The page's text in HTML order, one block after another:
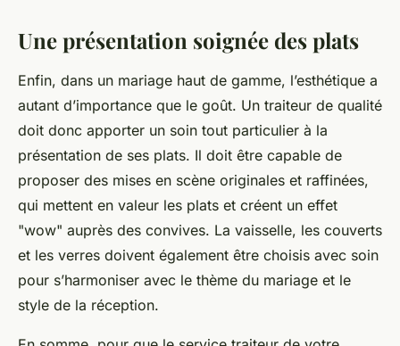
Une présentation soignée des plats
Enfin, dans un mariage haut de gamme, l’esthétique a
autant d’importance que le goût. Un traiteur de qualité
doit donc apporter un soin tout particulier à la
présentation de ses plats. Il doit être capable de
proposer des mises en scène originales et raffinées,
qui mettent en valeur les plats et créent un effet
"wow" auprès des convives. La vaisselle, les couverts
et les verres doivent également être choisis avec soin
pour s’harmoniser avec le thème du mariage et le
style de la réception.